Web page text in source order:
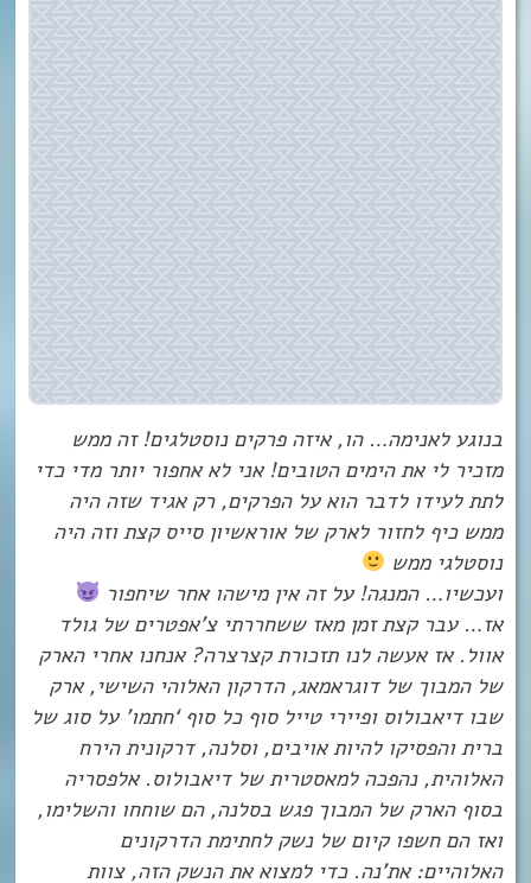
בנוגע לאנימה… הו, איזה פרקים נוסטלגים! זה ממש
מזכיר לי את הימים הטובים! אני לא אחפור יותר מדי כדי
לתת לעידו לדבר הוא על הפרקים, רק אגיד שזה היה
ממש כיף לחזור לארק של אוראשיון סייס קצת וזה היה
נוסטלגי ממש
ועכשיו… המנגה! על זה אין מישהו אחר שיחפור
אז… עבר קצת זמן מאז ששחררתי צ’אפטרים של גולד
אוול. אז אעשה לנו תזכורת קצרצרה? אנחנו אחרי הארק
של המבוך של דוגראמאג, הדרקון האלוהי השישי, ארק
שבו דיאבולוס ופיירי טייל סוף כל סוף ‘חתמו’ על סוג של
ברית והפסיקו להיות אויבים, וסלנה, דרקונית הירח
האלוהית, נהפכה למאסטרית של דיאבולוס. אלפסריה
בסוף הארק של המבוך פגש בסלנה, הם שוחחו והשלימו,
ואז הם חשפו קיום של נשק לחתימת הדרקונים
האלוהיים: את’נה. כדי למצוא את הנשק הזה, צוות